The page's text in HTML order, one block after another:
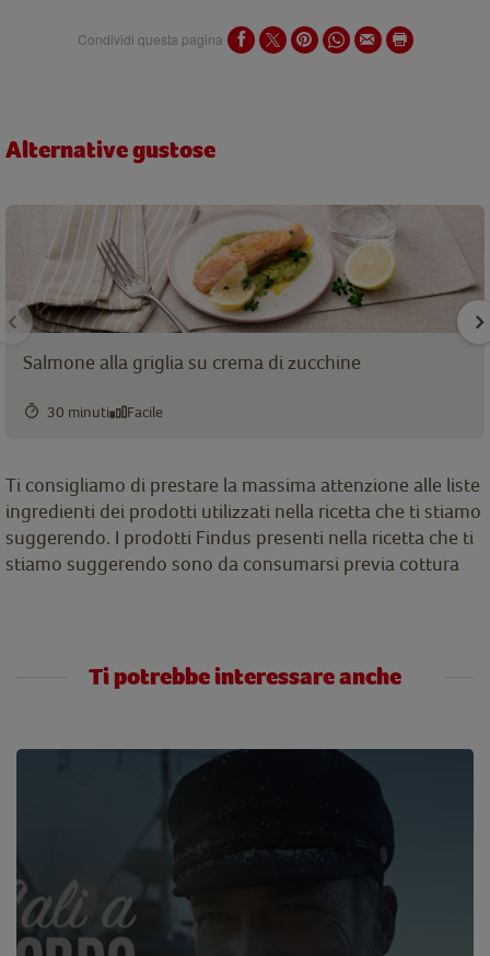
Condividi questa pagina
Alternative gustose
Salmone alla griglia su crema di zucchine
30 minuti Facile
Ti consigliamo di prestare la massima attenzione alle liste
ingredienti dei prodotti utilizzati nella ricetta che ti stiamo
suggerendo. I prodotti Findus presenti nella ricetta che ti
stiamo suggerendo sono da consumarsi previa cottura
Ti potrebbe interessare anche